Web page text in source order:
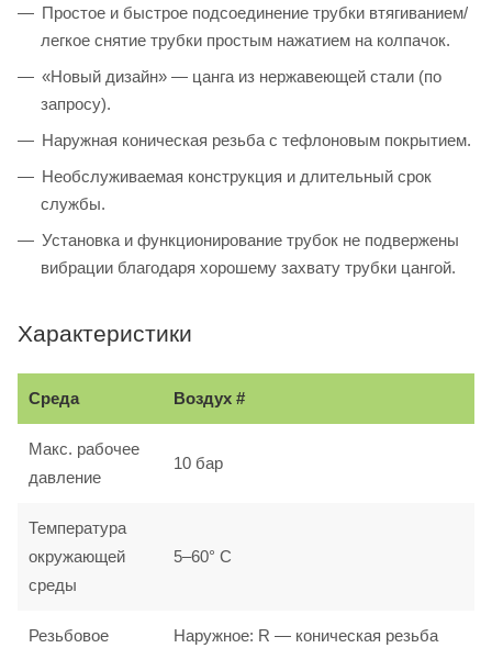
Простое и быстрое подсоединение трубки втягиванием/
легкое снятие трубки простым нажатием на колпачок.
«Новый дизайн» — цанга из нержавеющей стали (по
запросу).
Наружная коническая резьба с тефлоновым покрытием.
Необслуживаемая конструкция и длительный срок
службы.
Установка и функционирование трубок не подвержены
вибрации благодаря хорошему захвату трубки цангой.
Характеристики
Среда Воздух #
Макс. рабочее
давление
10 бар
Температура
окружающей
среды
5–60° С
Резьбовое Наружное: R — коническая резьба